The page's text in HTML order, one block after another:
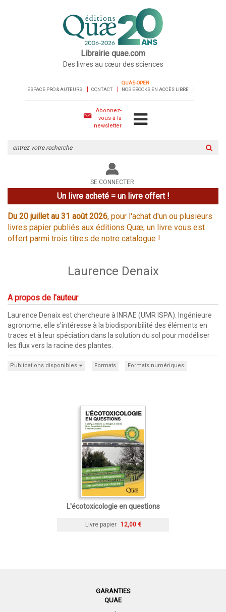
Librairie quae.com
Des livres au cœur des sciences
ESPACE PRO & AUTEURS CONTACT
QUAE-OPEN
NOS EBOOKS EN ACCÈS LIBRE
Abonnez-
vous à la
newsletter
le
site
SE CONNECTER
Un livre acheté = un livre offert !
Du 20 juillet au 31 août 2026, pour l'achat d'un ou plusieurs
livres papier publiés aux éditions Quæ, un livre vous est
offert parmi trois titres de notre catalogue !
Laurence Denaix
A propos de l'auteur
Laurence Denaix est chercheure à INRAE (UMR ISPA). Ingénieure
agronome, elle s’intéresse à la biodisponibilité des éléments en
traces et à leur spéciation dans la solution du sol pour modéliser
les flux vers la racine des plantes.
Publications disponibles Formats Formats numériques
L'écotoxicologie en questions
Livre papier 12,00 €
GARANTIES
QUAE